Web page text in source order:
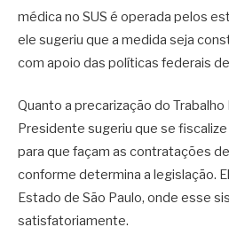
médica no SUS é operada pelos
ele sugeriu que a medida seja
com apoio das políticas federais
Quanto a precarização do
Presidente sugeriu que se
para que façam as contratações
conforme determina a legislação.
Estado de São Paulo, onde esse
satisfatoriamente.